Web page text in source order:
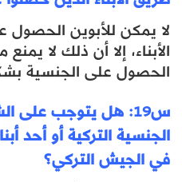
لا يمكن للأبوين الحصول
الأبناء، إلا أن ذلك لا
الحصول على الجنسية
س19: هل يتوجب
الجنسية التركية أو أحد
في الجيش التركي؟